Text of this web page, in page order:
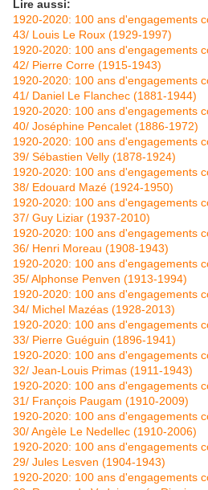
Lire aussi:
1920-2020: 100 ans d'engagements
43/ Louis Le Roux (1929-1997)
1920-2020: 100 ans d'engagements
42/ Pierre Corre (1915-1943)
1920-2020: 100 ans d'engagements
41/ Daniel Le Flanchec (1881-1944)
1920-2020: 100 ans d'engagements
40/ Joséphine Pencalet (1886-1972)
1920-2020: 100 ans d'engagements
39/ Sébastien Velly (1878-1924)
1920-2020: 100 ans d'engagements
38/ Edouard Mazé (1924-1950)
1920-2020: 100 ans d'engagements
37/ Guy Liziar (1937-2010)
1920-2020: 100 ans d'engagements
36/ Henri Moreau (1908-1943)
1920-2020: 100 ans d'engagements
35/ Alphonse Penven (1913-1994)
1920-2020: 100 ans d'engagements
34/ Michel Mazéas (1928-2013)
1920-2020: 100 ans d'engagements
33/ Pierre Guéguin (1896-1941)
1920-2020: 100 ans d'engagements
32/ Jean-Louis Primas (1911-1943)
1920-2020: 100 ans d'engagements
31/ François Paugam (1910-2009)
1920-2020: 100 ans d'engagements
30/ Angèle Le Nedellec (1910-2006)
1920-2020: 100 ans d'engagements
29/ Jules Lesven (1904-1943)
1920-2020: 100 ans d'engagements